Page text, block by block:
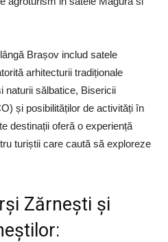
Brașov includ satele
arhitecturii tradiționale
naturii sălbatice, Bisericii
și posibilităților de activități în
destinații oferă o experiență
turiștii care caută să exploreze
Zărnești și